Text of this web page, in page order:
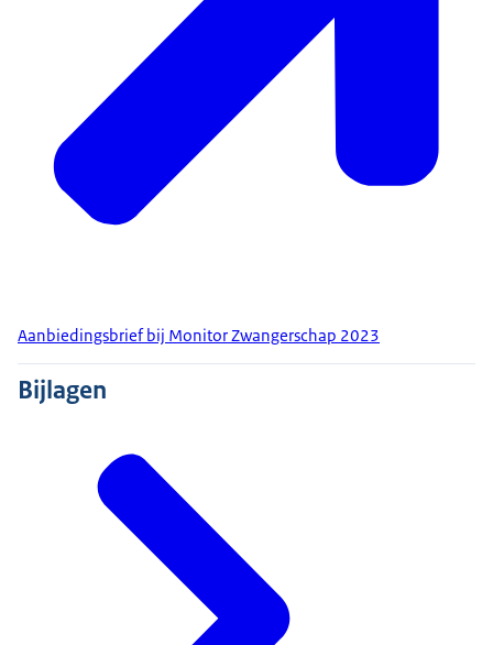
Aanbiedingsbrief bij Monitor Zwangerschap 2023
Bijlagen